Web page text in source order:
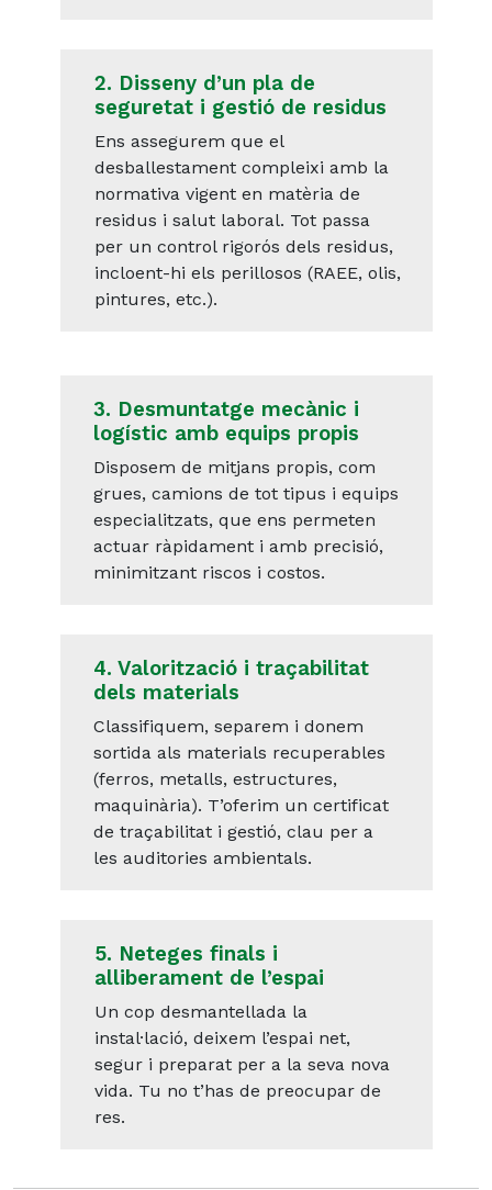
2. Disseny d’un pla de
seguretat i gestió de residus
Ens assegurem que el
desballestament compleixi amb la
normativa vigent en matèria de
residus i salut laboral. Tot passa
per un control rigorós dels residus,
incloent-hi els perillosos (RAEE, olis,
pintures, etc.).
3. Desmuntatge mecànic i
logístic amb equips propis
Disposem de mitjans propis, com
grues, camions de tot tipus i equips
especialitzats, que ens permeten
actuar ràpidament i amb precisió,
minimitzant riscos i costos.
4. Valorització i traçabilitat
dels materials
Classifiquem, separem i donem
sortida als materials recuperables
(ferros, metalls, estructures,
maquinària). T’oferim un certificat
de traçabilitat i gestió, clau per a
les auditories ambientals.
5. Neteges finals i
alliberament de l’espai
Un cop desmantellada la
instal·lació, deixem l’espai net,
segur i preparat per a la seva nova
vida. Tu no t’has de preocupar de
res.